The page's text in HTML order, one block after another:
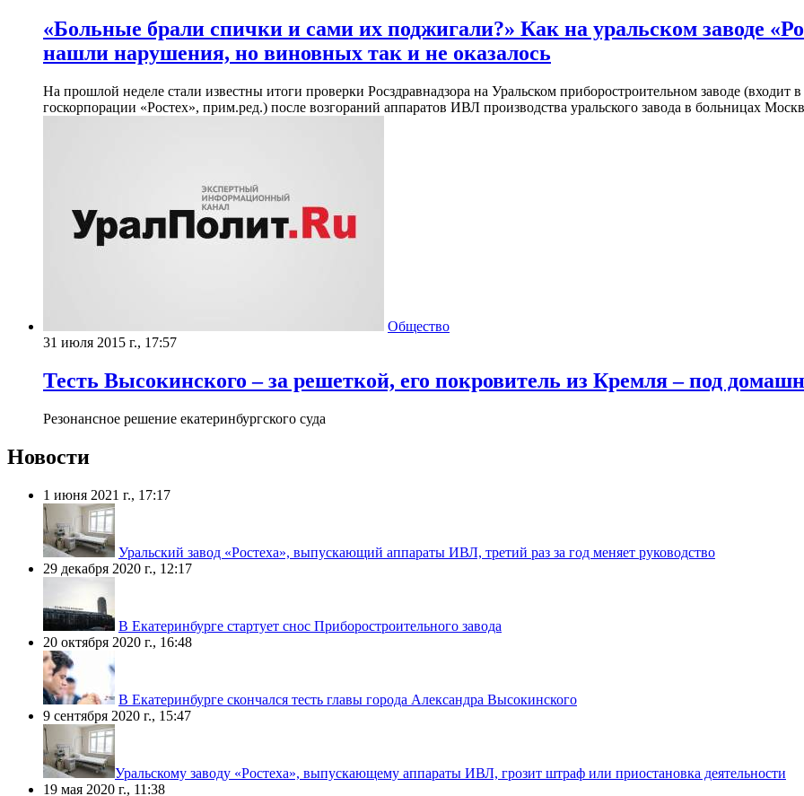
«Больные брали спички и сами их поджигали?» Как на уральском заводе
нашли нарушения, но виновных так и не оказалось
На прошлой неделе стали известны итоги проверки Росздравнадзора на Уральском приборостроительном заводе
госкорпорации «Ростех», прим.ред.) после возгораний аппаратов ИВЛ производства уральского завода в больницах
Общество
31 июля 2015 г., 17:57
Тесть Высокинского – за решеткой, его покровитель из Кремля – под
Резонансное решение екатеринбургского суда
Новости
1 июня 2021 г., 17:17
Уральский завод «Ростеха», выпускающий аппараты ИВЛ, третий раз за год меняет руководство
29 декабря 2020 г., 12:17
В Екатеринбурге стартует снос Приборостроительного завода
20 октября 2020 г., 16:48
В Екатеринбурге скончался тесть главы города Александра Высокинского
9 сентября 2020 г., 15:47
​Уральскому заводу «Ростеха», выпускающему аппараты ИВЛ, грозит штраф или приостановка деятельности
19 мая 2020 г., 11:38